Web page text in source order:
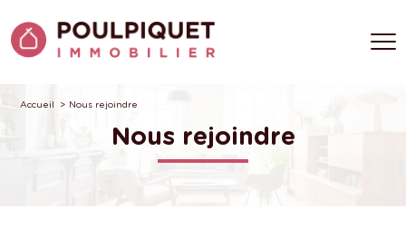
Accueil Nous rejoindre
Nous rejoindre